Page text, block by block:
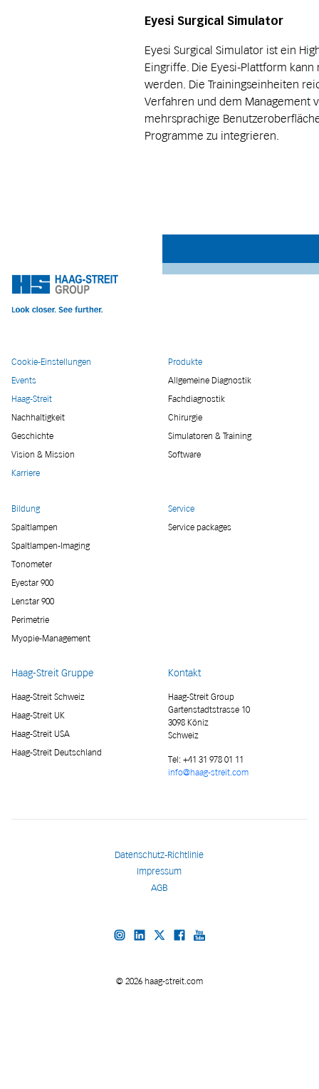
Eyesi Surgical Simulator
Eyesi Surgical Simulator ist ein
Eingriffe. Die Eyesi-Plattform
werden. Die Trainingseinheiten
Verfahren und dem Management
mehrsprachige
Programme zu integrieren.
Cookie-Einstellungen
Events
Haag-Streit
Nachhaltigkeit
Geschichte
Vision & Mission
Karriere
Produkte
Allgemeine Diagnostik
Fachdiagnostik
Chirurgie
Simulatoren & Training
Software
Bildung
Spaltlampen
Spaltlampen-Imaging
Tonometer
Eyestar 900
Lenstar 900
Perimetrie
Myopie-Management
Service
Service packages
Haag-Streit Gruppe
Haag-Streit Schweiz
Haag-Streit UK
Haag-Streit USA
Haag-Streit Deutschland
Kontakt
Haag-Streit Group
Gartenstadtstrasse 10
3098 Köniz
Schweiz
Tel: +41 31 978 01 11
info@haag-streit.com
Datenschutz-Richtlinie
Impressum
AGB
© 2026 haag-streit.com